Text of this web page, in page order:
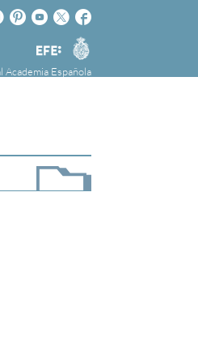
Facebook
Twitter
Youtube
Pinteres
Agencia
EFE
Academia Española
Española,
buen uso del
y en